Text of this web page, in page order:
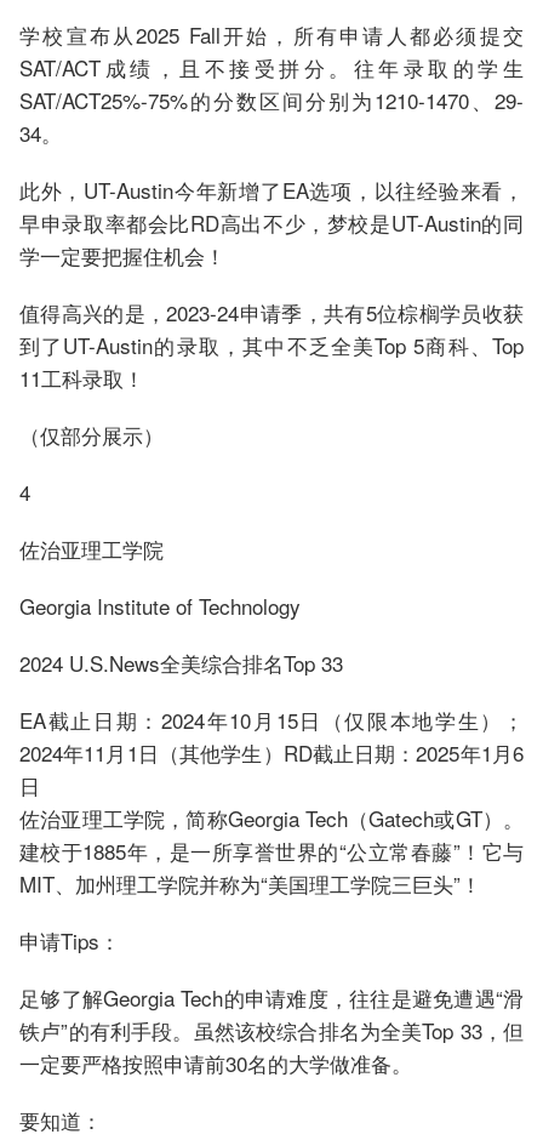
学校宣布从2025 Fall开始，所有申请人都必须提交
SAT/ACT成绩，且不接受拼分。往年录取的学生
SAT/ACT25%-75%的分数区间分别为1210-1470、29-
34。
此外，UT-Austin今年新增了EA选项，以往经验来看，
早申录取率都会比RD高出不少，梦校是UT-Austin的同
学一定要把握住机会！
值得高兴的是，2023-24申请季，共有5位棕榈学员收获
到了UT-Austin的录取，其中不乏全美Top 5商科、Top
11工科录取！
（仅部分展示）
4
佐治亚理工学院
Georgia Institute of Technology
2024 U.S.News全美综合排名Top 33
EA截止日期：2024年10月15日（仅限本地学生）；
2024年11月1日（其他学生）RD截止日期：2025年1月6
日
佐治亚理工学院，简称Georgia Tech（Gatech或GT）。
建校于1885年，是一所享誉世界的“公立常春藤”！它与
MIT、加州理工学院并称为“美国理工学院三巨头”！
申请Tips：
足够了解Georgia Tech的申请难度，往往是避免遭遇“滑
铁卢”的有利手段。虽然该校综合排名为全美Top 33，但
一定要严格按照申请前30名的大学做准备。
要知道：